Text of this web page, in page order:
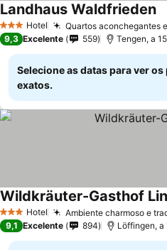
3 EstrelasHotel Quartos aconchegantes
Landhaus Waldfrieden
9,3 Excelente 559 Tengen, a
Selecione as datas para ver
exatos.
3 EstrelasHotel Ambiente charmoso e
Wildkräuter-Gasthof
9,1 Excelente 894 Löffingen, a